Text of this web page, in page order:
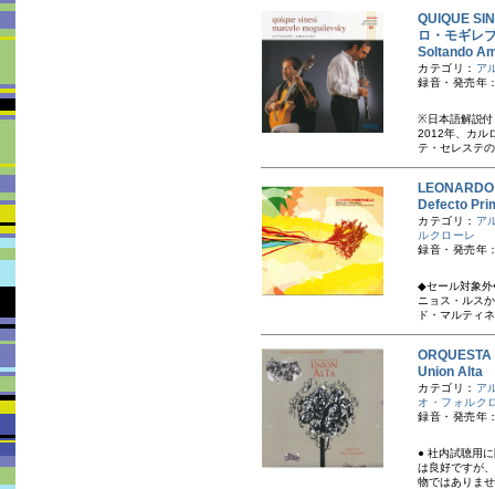
QUIQUE
ロ・モギレ
Soltando
カテゴリ： ア
録音・発売年
※日本語解説付
2012年、カル
テ・セレステ
Defecto
カテゴリ： ア
ルクローレ
録音・発売年
◆セール対象外
ニョス・ルス
ド・マルティ
Union Alta
カテゴリ： ア
オ・フォルク
録音・発売年
● 社内試聴用
は良好ですが
物ではありま